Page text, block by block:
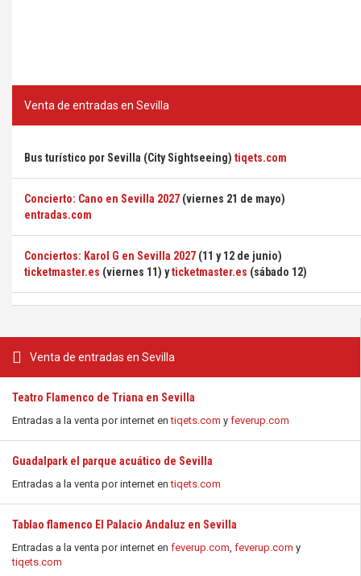
Venta de entradas en Sevilla
Teatro Flamenco de Triana en Sevilla
Entradas a la venta por internet entiqets.com y feverup.com
Guadalpark el parque acuático de Sevilla
Entradas a la venta por internet entiqets.com
Tablao flamenco El Palacio Andaluz en Sevilla
Entradas a la venta por internet en feverup.com, feverup.com y
tiqets.com
Venta de entradas en Sevilla
Bus turístico por Sevilla (City Sightseeing) tiqets.com
Concierto: Cano en Sevilla 2027 (viernes 21 de mayo)
entradas.com
Conciertos: Karol G en Sevilla 2027 (11 y 12 de junio)
ticketmaster.es (viernes 11) yticketmaster.es (sábado 12)